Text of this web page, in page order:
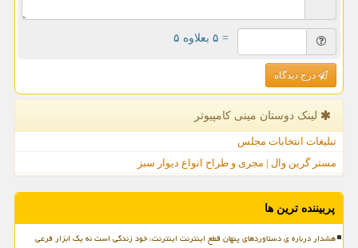
= ۵ بعلاوه ۵
درج دیدگاه
لینک دوستان مینی كامپیوتر
تبلیغات انتخابات مجلس
مستر گرین وال | مجری و طراح انواع دیوار سبز
پربیننده ترین ها
هشدار درباره ی دستاوردهای پنهان قطع اینترنت اینترنت، خود زندگی است نه یک ابزار فرعی